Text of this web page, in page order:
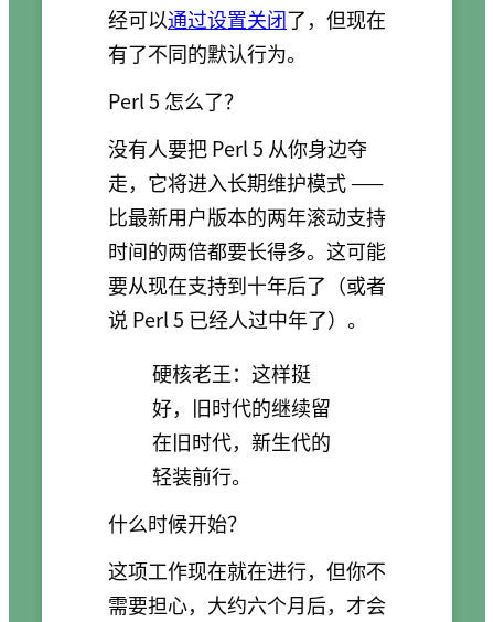
经可以通过设置关闭了，但现在
有了不同的默认行为。
Perl 5 怎么了？
没有人要把 Perl 5 从你身边夺
走，它将进入长期维护模式 ——
比最新用户版本的两年滚动支持
时间的两倍都要长得多。这可能
要从现在支持到十年后了（或者
说 Perl 5 已经人过中年了）。
硬核老王：这样挺
好，旧时代的继续留
在旧时代，新生代的
轻装前行。
什么时候开始？
这项工作现在就在进行，但你不
需要担心，大约六个月后，才会